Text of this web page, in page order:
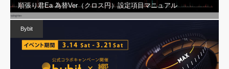
順張り君Ea 為替Ver（クロス円）設定項目マニュアル
Bybit